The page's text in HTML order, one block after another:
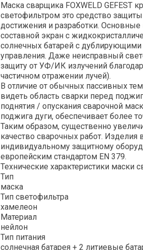
Маска сварщика FOXWELD GEFEST
светофильтром это средство
достижения и разработки.
составной экран с
солнечных батарей с
управления. Даже неисправный
защиту от УФ/ИК излучений
частичном отражении лучей).
В отличие от обычных пассивных
видеть область сварки перед
поднятия / опускания сварочной
поджига дуги, обеспечивает более
Таким образом, существенно
качество сварочных работ.
индивидуальному защитному
европейским стандартом EN 379.
Технические характеристики маски
Тип
маска
Тип светофильтра
хамелеон
Материал
нейлон
Тип питания
солнечная батарея + 2 литиевые